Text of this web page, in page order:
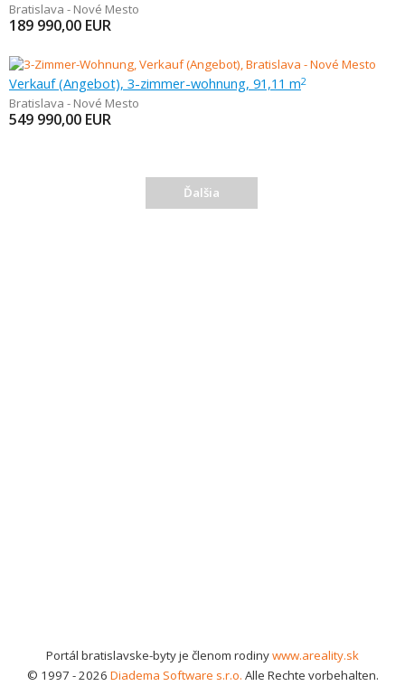
Bratislava - Nové Mesto
189 990,00 EUR
Verkauf (Angebot), 3-zimmer-wohnung, 91,11 m2
Bratislava - Nové Mesto
549 990,00 EUR
Ďalšia
Portál bratislavske-byty je členom rodinywww.areality.sk
© 1997 - 2026 Diadema Software s.r.o. Alle Rechte vorbehalten.